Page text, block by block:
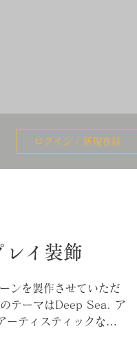
ログイン / 新規登録
イ装飾
ンを製作させていただ
テーマはDeep Sea. ア
ティスティックなブ